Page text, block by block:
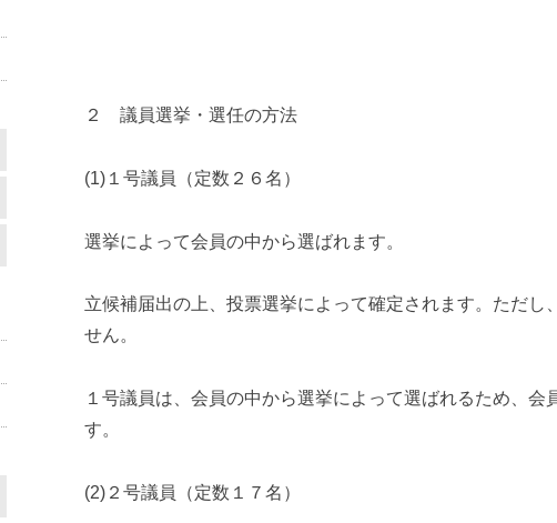
２ 議員選挙・選任の方法
(1)１号議員（定数２６名）
選挙によって会員の中から選ばれます。
立候補届出の上、投票選挙によって確定されます。ただ
せん。
１号議員は、会員の中から選挙によって選ばれるため、
す。
(2)２号議員（定数１７名）